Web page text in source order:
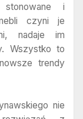
stonowane i
czyni je
nadaje im
Wszystko to
trendy
nie